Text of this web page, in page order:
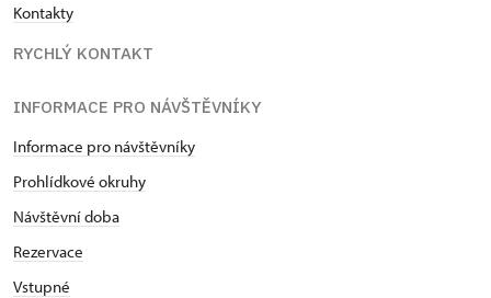
Kontakty
RYCHLÝ KONTAKT
INFORMACE PRO NÁVŠTĚVNÍKY
Informace pro návštěvníky
Prohlídkové okruhy
Návštěvní doba
Rezervace
Vstupné